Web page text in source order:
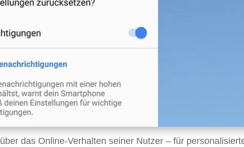
über das Online-Verhalten seiner Nutzer – für